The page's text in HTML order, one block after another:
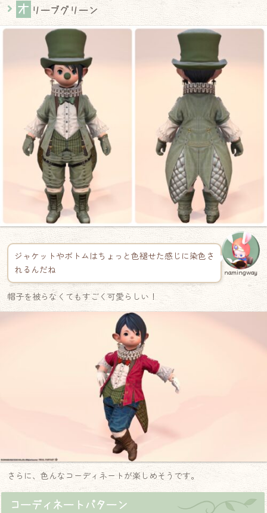
オ リーブグリーン
ジャケットやボトムはちょっと色褪せた感じに染色さ
れるんだね
namingway
帽子を被らなくてもすごく可愛らしい！
さらに、色んなコーディネートが楽しめそうです。
コーディネートパターン